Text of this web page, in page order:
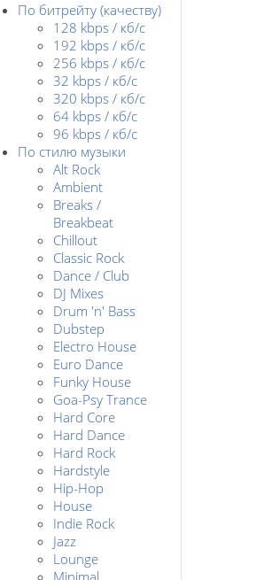
По битрейту (качеству)
128 kbps / кб/c
192 kbps / кб/c
256 kbps / кб/с
32 kbps / кб/c
320 kbps / кб/с
64 kbps / кб/c
96 kbps / кб/c
По стилю музыки
Alt Rock
Ambient
Breaks /
Breakbeat
Chillout
Classic Rock
Dance / Club
DJ Mixes
Drum 'n' Bass
Dubstep
Electro House
Euro Dance
Funky House
Goa-Psy Trance
Hard Core
Hard Dance
Hard Rock
Hardstyle
Hip-Hop
House
Indie Rock
Jazz
Lounge
Minimal